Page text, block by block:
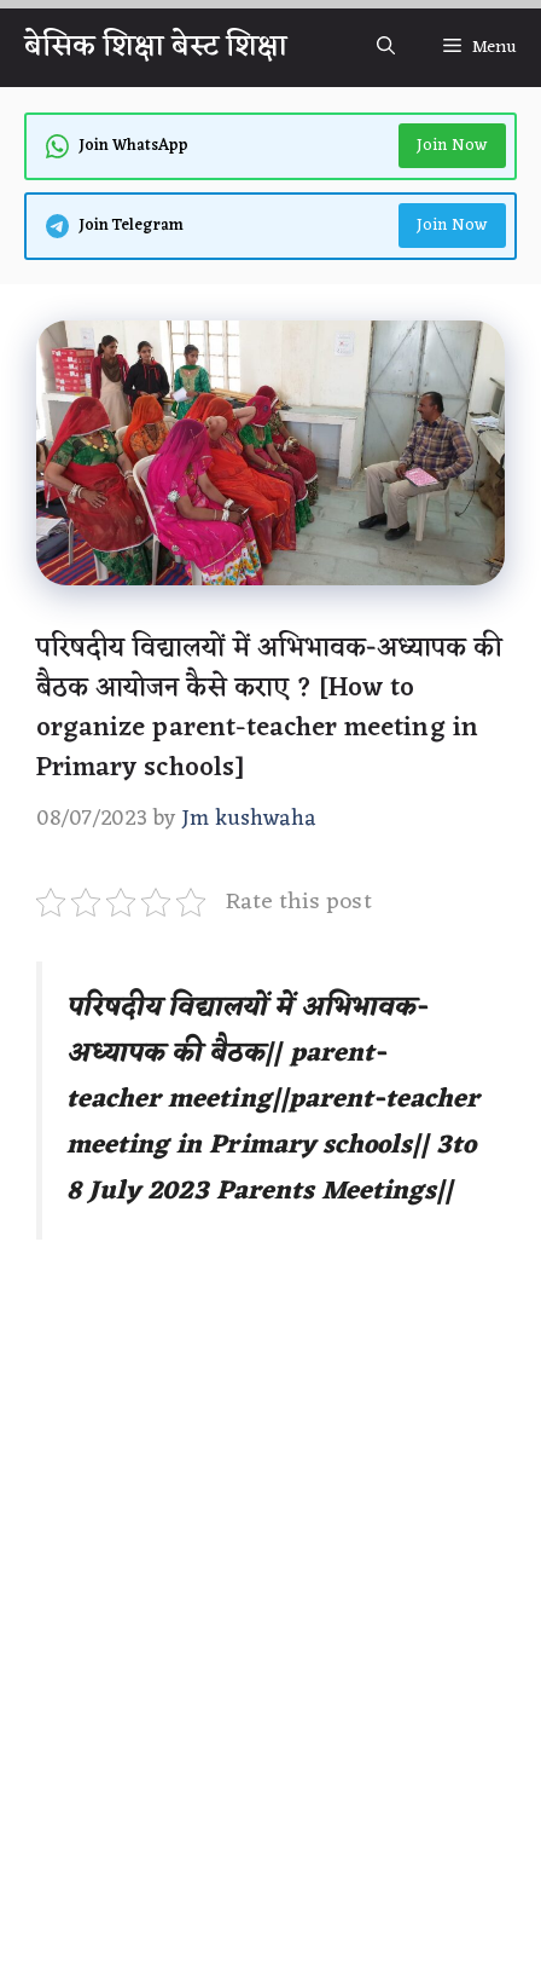
Skip
content
बेसिक शिक्षा बेस्ट शिक्षा Menu
Join WhatsApp Join Now
Join Telegram Join Now
परिषदीय विद्यालयों में अभिभावक-अध्यापक की
बैठक आयोजन कैसे कराए ? [How to
organize parent-teacher meeting in
Primary schools]
08/07/2023 byJm kushwaha
Rate this post
परिषदीय विद्यालयों में अभिभावक-
अध्यापक की बैठक|| parent-
teacher meeting||parent-teacher
meeting in Primary schools|| 3to
8 July 2023 Parents Meetings||